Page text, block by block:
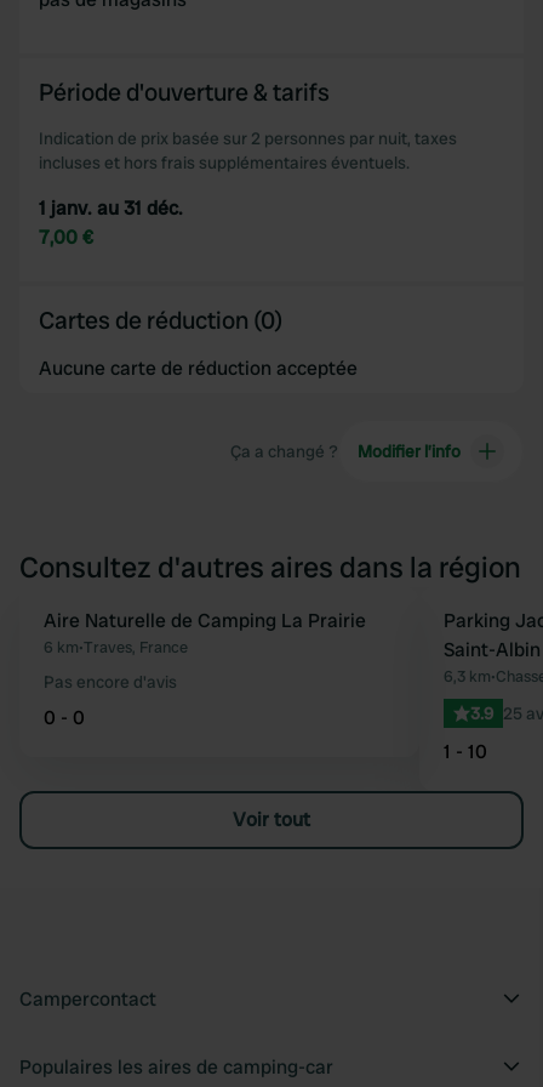
Période d'ouverture & tarifs
Indication de prix basée sur 2 personnes par nuit, taxes
incluses et hors frais supplémentaires éventuels.
1 janv. au 31 déc.
7,00 €
Cartes de réduction (0)
Aucune carte de réduction acceptée
Ça a changé ? Modifier l’info
Consultez d'autres aires dans la région
Préféré
Aire Naturelle de Camping La Prairie
6 km•Traves, France
Pas encore d'avis
0 - 0
Parking
Saint-Albin
6,3 km•
3.9 25
1 - 10
Voir tout
Campercontact
Populaires les aires de camping-car